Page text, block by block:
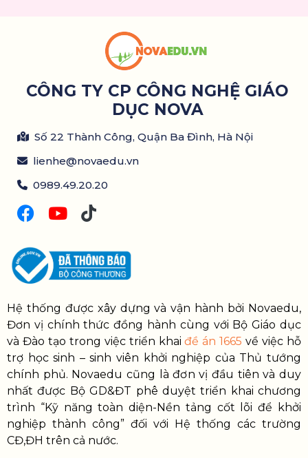
CÔNG TY CP CÔNG NGHỆ GIÁO
DỤC NOVA
Số 22 Thành Công, Quận Ba Đình, Hà Nội
lienhe@novaedu.vn
0989.49.20.20
Hệ thống được xây dựng và vận hành bởi Novaedu,
Đơn vị chính thức đồng hành cùng với Bộ Giáo dục
và Đào tạo trong việc triển khaiđề án 1665 về việc hỗ
trợ học sinh – sinh viên khởi nghiệp của Thủ tướng
chính phủ. Novaedu cũng là đơn vị đầu tiên và duy
nhất được Bộ GD&ĐT phê duyệt triển khai chương
trình “Kỹ năng toàn diện-Nền tảng cốt lõi để khởi
nghiệp thành công” đối với Hệ thống các trường
CĐ,ĐH trên cả nước.